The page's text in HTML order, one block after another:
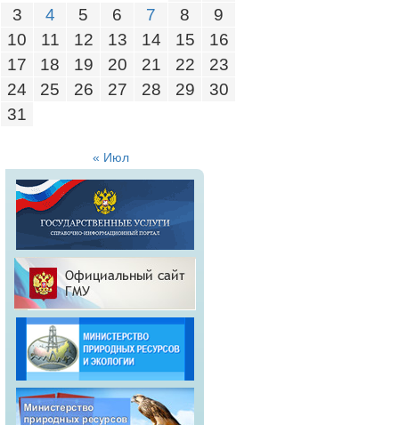
3
4 5 6 7 8
9
10
11 12 13 14 15
16
17
18 19 20 21 22
23
24
25 26 27 28 29
30
31
« Июл